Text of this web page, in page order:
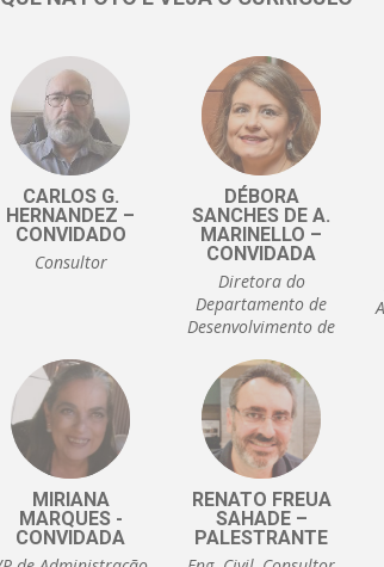
CARLOS G.
HERNANDEZ –
CONVIDADO
Consultor
DÉBORA
SANCHES DE A.
MARINELLO –
CONVIDADA
Diretora do
Departamento de
Desenvolvimento de
do IE
MIRIANA
MARQUES -
CONVIDADA
RENATO FREUA
SAHADE –
PALESTRANTE